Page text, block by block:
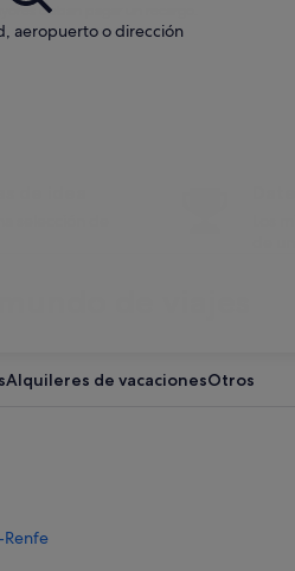
aeropuerto o dirección
deban pagar un recargo.
Los
de
Alquileres de vacacionesOtros
Renfe